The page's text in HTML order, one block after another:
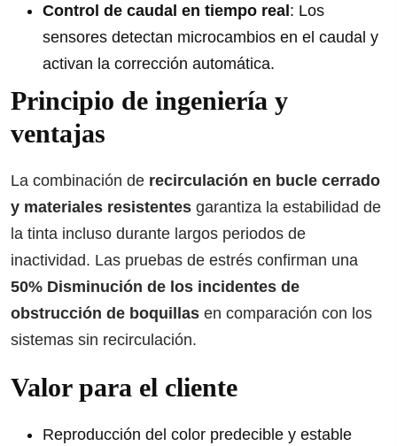
Control de caudal en tiempo real : Los
sensores detectan microcambios en el caudal y
activan la corrección automática.
Principio de ingeniería y
ventajas
La combinación de recirculación en bucle cerrado
y materiales resistentes garantiza la estabilidad de
la tinta incluso durante largos periodos de
inactividad. Las pruebas de estrés confirman una
50% Disminución de los incidentes de
obstrucción de boquillas en comparación con los
sistemas sin recirculación.
Valor para el cliente
Reproducción del color predecible y estable